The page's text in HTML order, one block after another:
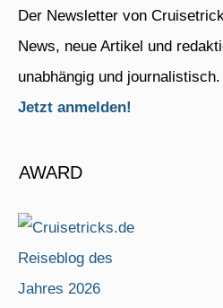
Der Newsletter von
News, neue Artikel und
unabhängig und journalistisch.
Jetzt anmelden!
AWARD